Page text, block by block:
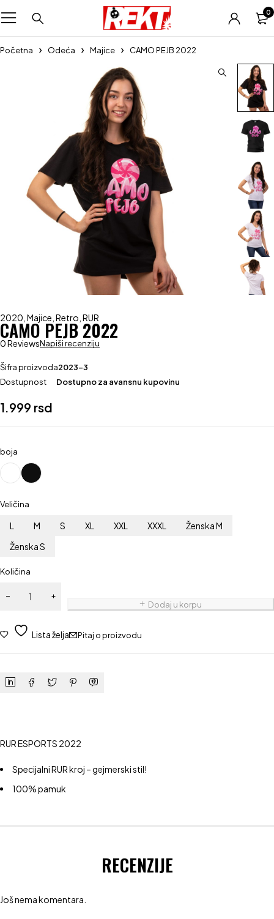
0
Početna Odeća Majice CAMO PEJB 2022
2020 Majice Retro RUR
CAMO PEJB 2022
0 ReviewsNapiši recenziju
Šifra proizvoda2023-3
Dostupnost
Dostupno za avansnu kupovinu
1.999 rsd
boja
Veličina
L M S XL XXL XXXL
Ženska M
Ženska S
Količina
Dodaj u korpu
Lista želja Pitaj o proizvodu
RUR ESPORTS 2022
Specijalni RUR kroj – gejmerski stil!
100% pamuk
RECENZIJE
Još nema komentara.